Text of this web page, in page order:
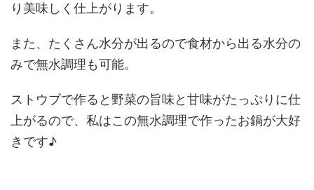
り美味しく仕上がります。
また、たくさん水分が出るので食材から出る水分の
みで無水調理も可能。
ストウブで作ると野菜の旨味と甘味がたっぷりに仕
上がるので、私はこの無水調理で作ったお鍋が大好
きです♪